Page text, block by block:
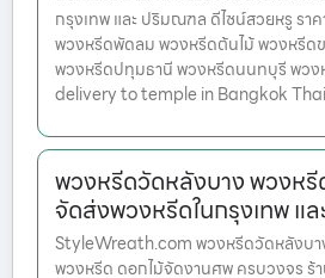
กรุงเทพ และ ปริมณฑล ดีไซน์สวยหรู รา
พวงหรีดพัดลม พวงหรีดต้นไม้ พวงหรีดข
พวงหรีดปทุมธานี พวงหรีดนนทบุรี พว
delivery to temple in Bangkok
พวงหรีดวัดหลังบาง พวงหรี
จัดส่งพวงหรีดในกรุงเทพ แ
StyleWreath.com พวงหรีดวัดหลังบา
พวงหรีด ดอกไม้จัดงานศพ ครบวงจร ร้